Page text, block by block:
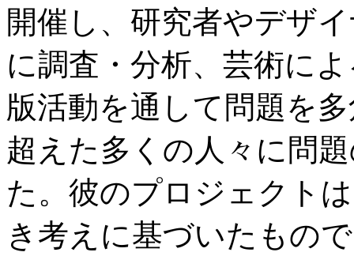
開催し、研究者やデザ
に調査・分析、芸術に
版活動を通して問題を
超えた多くの人々に問
た。彼のプロジェクト
き考えに基づいたもの